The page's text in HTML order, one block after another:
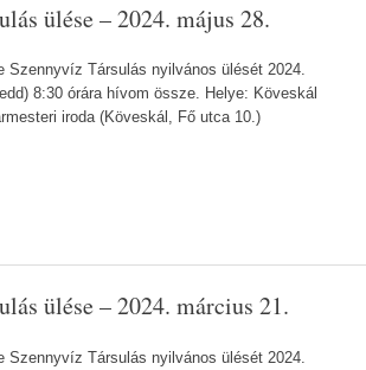
ülése – 2024. május 28.
Szennyvíz Társulás nyilvános ülését 2024.
8:30 órára hívom össze. Helye: Köveskál
iroda (Köveskál, Fő utca 10.)
ülése – 2024. március 21.
Szennyvíz Társulás nyilvános ülését 2024.